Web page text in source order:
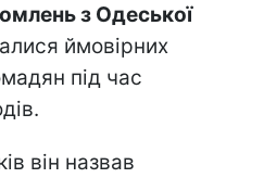
з Одеської
ймовірних
під час
він назвав